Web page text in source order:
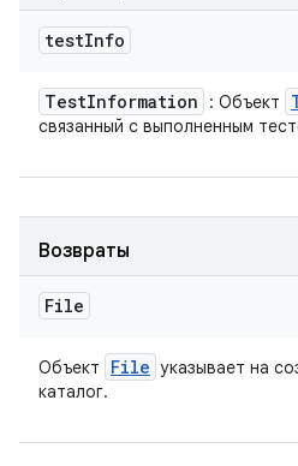
testInfo
TestInformation : Объект
связанный с выполненным
Возвраты
File
Объект File указывает на
каталог.